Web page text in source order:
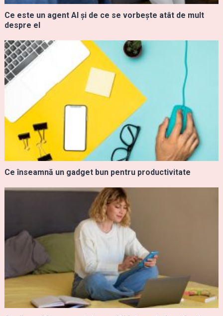
Ce este un agent AI și de ce se vorbește atât de mult
despre el
Ce înseamnă un gadget bun pentru productivitate